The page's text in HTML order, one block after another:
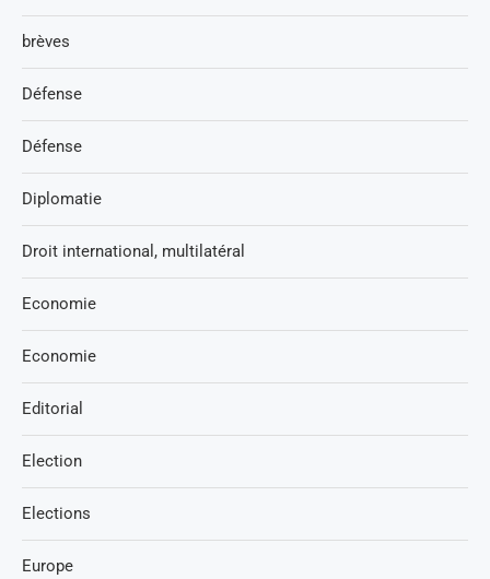
brèves
Défense
Défense
Diplomatie
Droit international, multilatéral
Economie
Economie
Editorial
Election
Elections
Europe